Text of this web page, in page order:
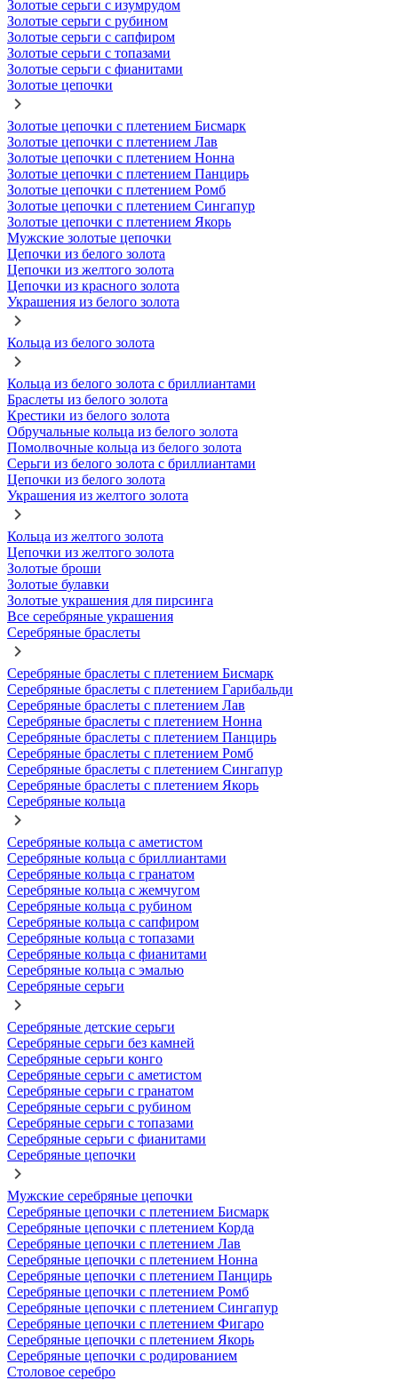
Золотые серьги с изумрудом
Золотые серьги с рубином
Золотые серьги с сапфиром
Золотые серьги с топазами
Золотые серьги с фианитами
Золотые цепочки
Золотые цепочки с плетением Бисмарк
Золотые цепочки с плетением Лав
Золотые цепочки с плетением Нонна
Золотые цепочки с плетением Панцирь
Золотые цепочки с плетением Ромб
Золотые цепочки с плетением Сингапур
Золотые цепочки с плетением Якорь
Мужские золотые цепочки
Цепочки из белого золота
Цепочки из желтого золота
Цепочки из красного золота
Украшения из белого золота
Кольца из белого золота
Кольца из белого золота с бриллиантами
Браслеты из белого золота
Крестики из белого золота
Обручальные кольца из белого золота
Помолвочные кольца из белого золота
Серьги из белого золота с бриллиантами
Цепочки из белого золота
Украшения из желтого золота
Кольца из желтого золота
Цепочки из желтого золота
Золотые броши
Золотые булавки
Золотые украшения для пирсинга
Все серебряные украшения
Серебряные браслеты
Серебряные браслеты с плетением Бисмарк
Серебряные браслеты с плетением Гарибальди
Серебряные браслеты с плетением Лав
Серебряные браслеты с плетением Нонна
Серебряные браслеты с плетением Панцирь
Серебряные браслеты с плетением Ромб
Серебряные браслеты с плетением Сингапур
Серебряные браслеты с плетением Якорь
Серебряные кольца
Серебряные кольца с аметистом
Серебряные кольца с бриллиантами
Серебряные кольца с гранатом
Серебряные кольца с жемчугом
Серебряные кольца с рубином
Серебряные кольца с сапфиром
Серебряные кольца с топазами
Серебряные кольца с фианитами
Серебряные кольца с эмалью
Серебряные серьги
Серебряные детские серьги
Серебряные серьги без камней
Серебряные серьги конго
Серебряные серьги с аметистом
Серебряные серьги с гранатом
Серебряные серьги с рубином
Серебряные серьги с топазами
Серебряные серьги с фианитами
Серебряные цепочки
Мужские серебряные цепочки
Серебряные цепочки с плетением Бисмарк
Серебряные цепочки с плетением Корда
Серебряные цепочки с плетением Лав
Серебряные цепочки с плетением Нонна
Серебряные цепочки с плетением Панцирь
Серебряные цепочки с плетением Ромб
Серебряные цепочки с плетением Сингапур
Серебряные цепочки с плетением Фигаро
Серебряные цепочки с плетением Якорь
Серебряные цепочки с родированием
Столовое серебро